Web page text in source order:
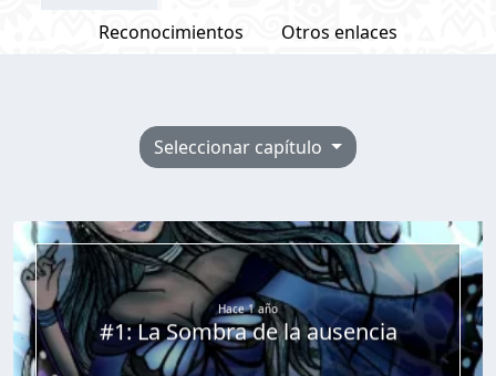
Reconocimientos
Otros enlaces
Seleccionar capítulo
Hace 1 año
#1: La Sombra de la ausencia